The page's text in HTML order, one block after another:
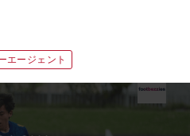
エージェント